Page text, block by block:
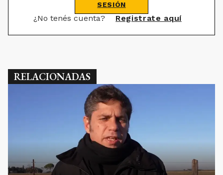
SESIÓN
¿No tenés cuenta? Registrate aquí
RELACIONADAS